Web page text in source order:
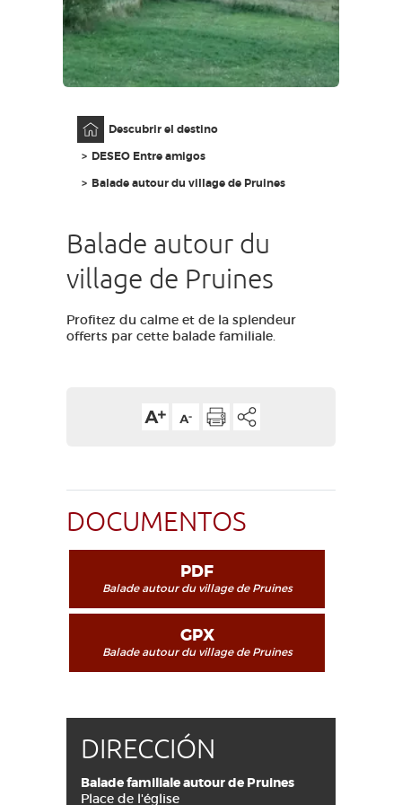
ES
Descubrir el destino
DESEO Entre amigos
Balade autour du village de Pruines
Balade autour du
village de Pruines
Profitez du calme et de la splendeur
offerts par cette balade familiale.
DOCUMENTOS
PDF
Balade autour du village de Pruines
GPX
Balade autour du village de Pruines
DIRECCIÓN
Balade familiale autour de Pruines
Place de l'église